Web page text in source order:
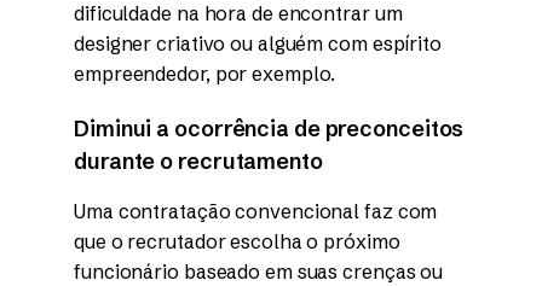
dificuldade na hora de encontrar um
designer criativo ou alguém com espírito
empreendedor, por exemplo.
Diminui a ocorrência de preconceitos
durante o recrutamento
Uma contratação convencional faz com
que o recrutador escolha o próximo
funcionário baseado em suas crenças ou